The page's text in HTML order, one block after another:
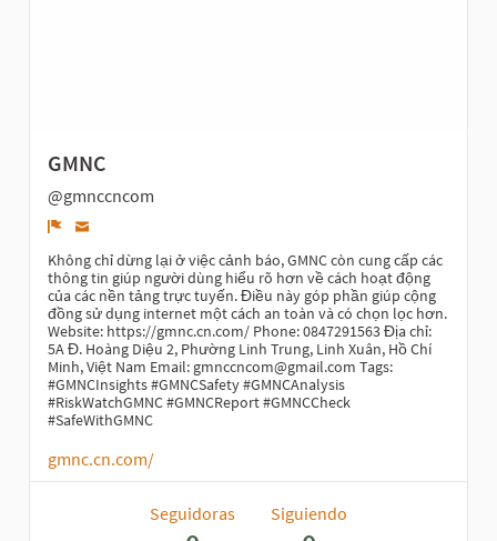
GMNC
@gmnccncom
Denunciar
Không chỉ dừng lại ở việc cảnh báo, GMNC còn cung cấp các
thông tin giúp người dùng hiểu rõ hơn về cách hoạt động
của các nền tảng trực tuyến. Điều này góp phần giúp cộng
đồng sử dụng internet một cách an toàn và có chọn lọc hơn.
Website: https://gmnc.cn.com/ Phone: 0847291563 Địa chỉ:
5A Đ. Hoàng Diệu 2, Phường Linh Trung, Linh Xuân, Hồ Chí
Minh, Việt Nam Email: gmnccncom@gmail.com Tags:
#GMNCInsights #GMNCSafety #GMNCAnalysis
#RiskWatchGMNC #GMNCReport #GMNCCheck
#SafeWithGMNC
gmnc.cn.com/
Seguidoras Siguiendo